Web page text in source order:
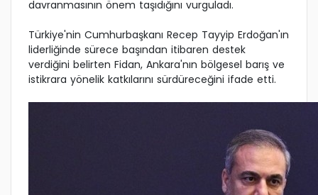
davranmasının önem taşıdığını vurguladı.
Türkiye'nin Cumhurbaşkanı Recep Tayyip Erdoğan'ın
liderliğinde sürece başından itibaren destek
verdiğini belirten Fidan, Ankara'nın bölgesel barış ve
istikrara yönelik katkılarını sürdüreceğini ifade etti.